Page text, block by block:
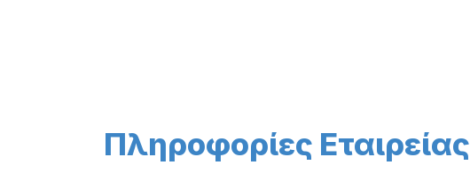
Πληροφορίες Εταιρείας